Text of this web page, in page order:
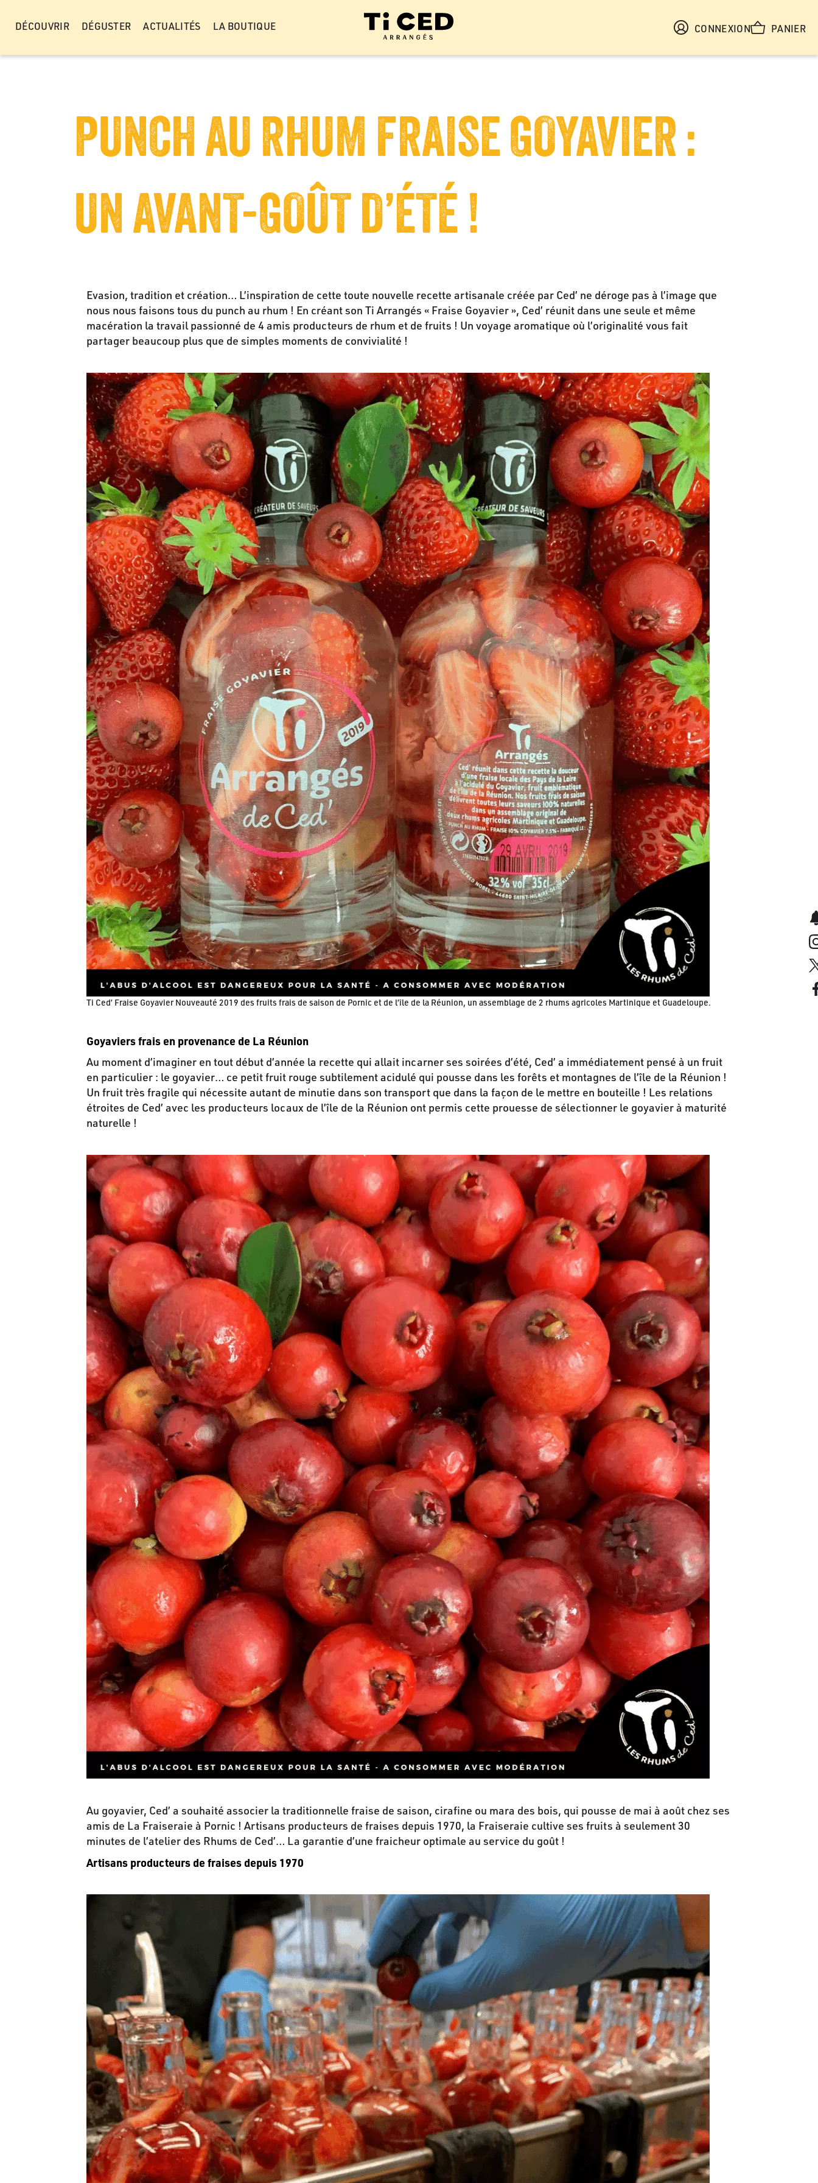
DÉCOUVRIR DÉGUSTER ACTUALITÉS LA BOUTIQUE CONNEXION PANIER
PUNCH AU RHUM FRAISE GOYAVIER :
UN AVANT-GOÛT D’ÉTÉ !
Evasion, tradition et création… L’inspiration de cette toute nouvelle recette artisanale créée par Ced’ ne déroge pas à l’image que
nous nous faisons tous du punch au rhum ! En créant son Ti Arrangés « Fraise Goyavier », Ced’ réunit dans une seule et même
macération la travail passionné de 4 amis producteurs de rhum et de fruits ! Un voyage aromatique où l’originalité vous fait
partager beaucoup plus que de simples moments de convivialité !
Ti Ced’ Fraise Goyavier Nouveauté 2019 des fruits frais de saison de Pornic et de l’île de la Réunion, un assemblage de 2 rhums agricoles Martinique et Guadeloupe.
Goyaviers frais en provenance de La Réunion
Au moment d’imaginer en tout début d’année la recette qui allait incarner ses soirées d’été, Ced’ a immédiatement pensé à un fruit
en particulier : le goyavier… ce petit fruit rouge subtilement acidulé qui pousse dans les forêts et montagnes de l’île de la Réunion !
Un fruit très fragile qui nécessite autant de minutie dans son transport que dans la façon de le mettre en bouteille ! Les relations
étroites de Ced’ avec les producteurs locaux de l’île de la Réunion ont permis cette prouesse de sélectionner le goyavier à maturité
naturelle !
Au goyavier, Ced’ a souhaité associer la traditionnelle fraise de saison, cirafine ou mara des bois, qui pousse de mai à août chez ses
amis de La Fraiseraie à Pornic ! Artisans producteurs de fraises depuis 1970, la Fraiseraie cultive ses fruits à seulement 30
minutes de l’atelier des Rhums de Ced’… La garantie d’une fraicheur optimale au service du goût !
Artisans producteurs de fraises depuis 1970